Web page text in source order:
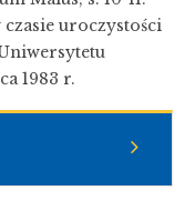
uroczystości
1983 r.